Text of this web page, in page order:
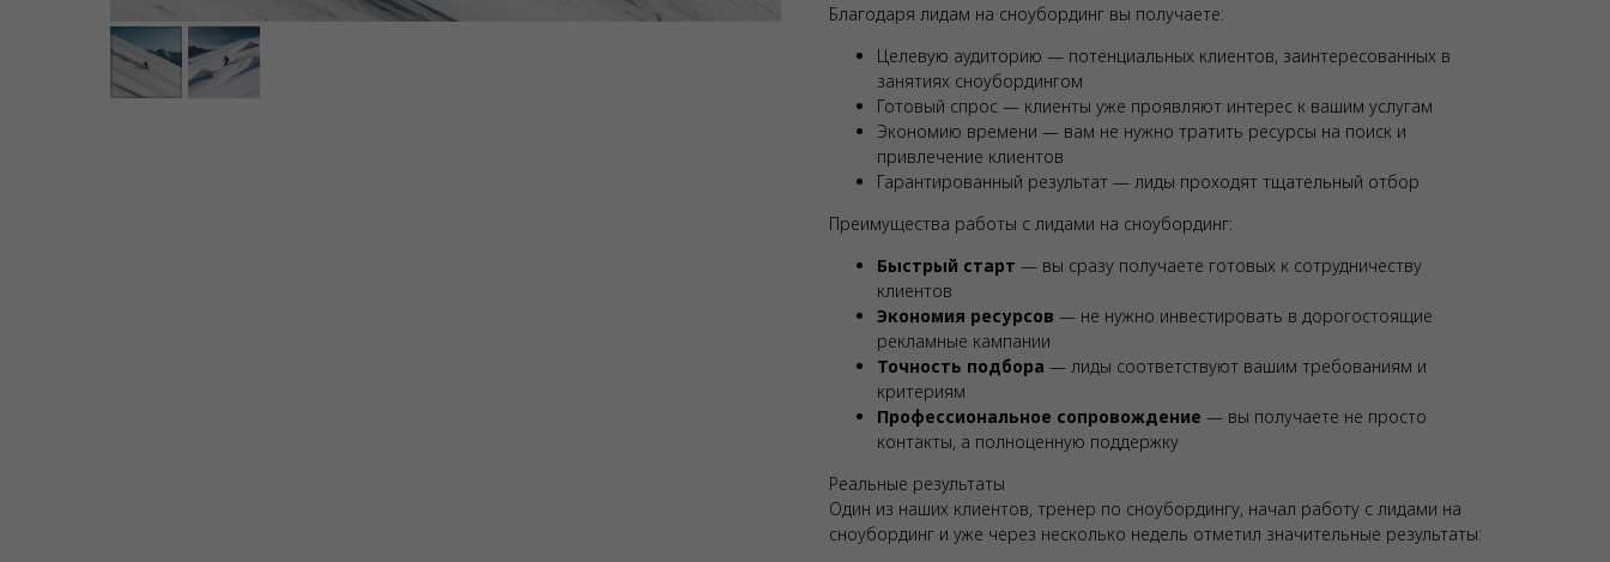
Благодаря лидам на сноубординг вы получаете:
Целевую аудиторию — потенциальных клиентов, заинтересованных в
занятиях сноубордингом
Готовый спрос — клиенты уже проявляют интерес к вашим услугам
Экономию времени — вам не нужно тратить ресурсы на поиск и
привлечение клиентов
Гарантированный результат — лиды проходят тщательный отбор
Преимущества работы с лидами на сноубординг:
Быстрый старт — вы сразу получаете готовых к сотрудничеству
клиентов
Экономия ресурсов — не нужно инвестировать в дорогостоящие
рекламные кампании
Точность подбора — лиды соответствуют вашим требованиям и
критериям
Профессиональное сопровождение — вы получаете не просто
контакты, а полноценную поддержку
Реальные результаты
Один из наших клиентов, тренер по сноубордингу, начал работу с лидами на
сноубординг и уже через несколько недель отметил значительные результаты: